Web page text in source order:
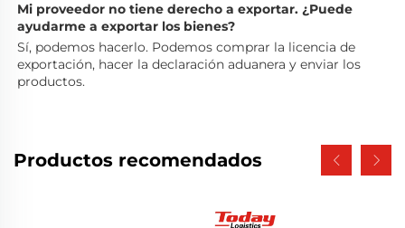
Mi proveedor no tiene derecho a exportar. ¿Puede
ayudarme a exportar los bienes?
Sí, podemos hacerlo. Podemos comprar la licencia de
exportación, hacer la declaración aduanera y enviar los
productos.
Productos recomendados